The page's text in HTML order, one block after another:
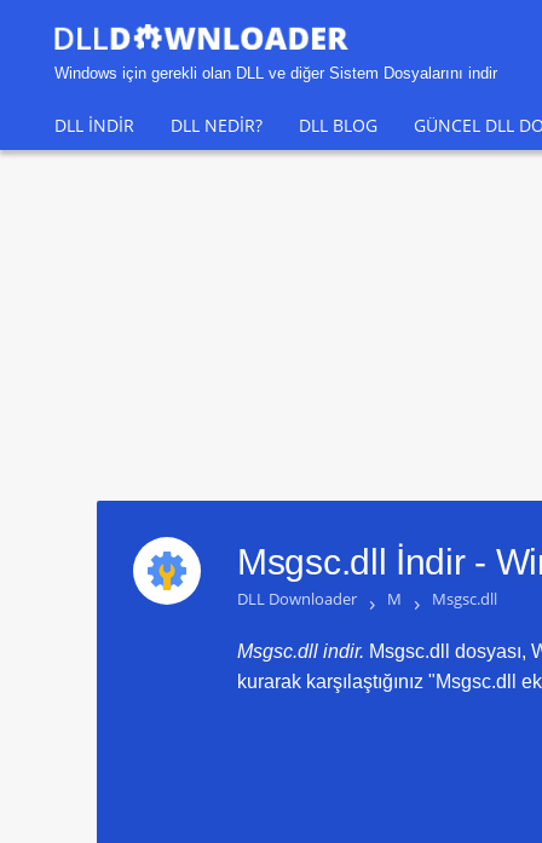
Windows için gerekli olan DLL ve diğer Sistem Dosyalarını indir
DLL INDIR DLL NEDIR? DLL BLOG GÜNCEL DLL
Msgsc.dll İndir -
DLL Downloader › M › Msgsc.dll
Msgsc.dll indir. Msgsc.dll dosyası,
kurarak karşılaştığınız "Msgsc.dll